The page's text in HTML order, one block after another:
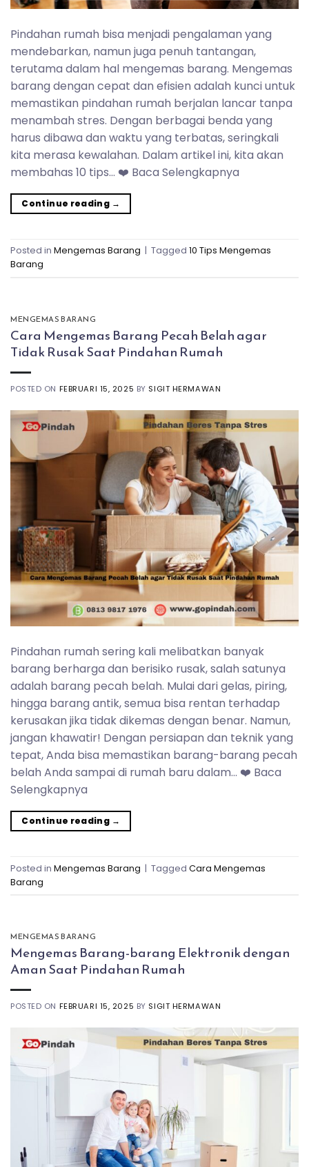
Pindahan rumah bisa menjadi pengalaman yang
mendebarkan, namun juga penuh tantangan,
terutama dalam hal mengemas barang. Mengemas
barang dengan cepat dan efisien adalah kunci untuk
memastikan pindahan rumah berjalan lancar tanpa
menambah stres. Dengan berbagai benda yang
harus dibawa dan waktu yang terbatas, seringkali
kita merasa kewalahan. Dalam artikel ini, kita akan
membahas 10 tips… ❤️ Baca Selengkapnya
Continue reading →
Posted in Mengemas Barang Tagged 10 Tips Mengemas
Barang
MENGEMAS BARANG
Cara Mengemas Barang Pecah Belah agar
Tidak Rusak Saat Pindahan Rumah
POSTED ON FEBRUARI 15, 2025 BY SIGIT HERMAWAN
Pindahan rumah sering kali melibatkan banyak
barang berharga dan berisiko rusak, salah satunya
adalah barang pecah belah. Mulai dari gelas, piring,
hingga barang antik, semua bisa rentan terhadap
kerusakan jika tidak dikemas dengan benar. Namun,
jangan khawatir! Dengan persiapan dan teknik yang
tepat, Anda bisa memastikan barang-barang pecah
belah Anda sampai di rumah baru dalam… ❤️ Baca
Selengkapnya
Continue reading →
Posted in Mengemas Barang | Tagged Cara Mengemas
Barang
MENGEMAS BARANG
Mengemas Barang-barang Elektronik dengan
Aman Saat Pindahan Rumah
POSTED ON FEBRUARI 15, 2025 BY SIGIT HERMAWAN